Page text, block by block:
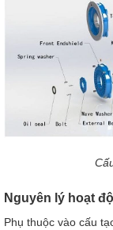
Nguyên lý hoạt
Phụ thuộc vào cấu